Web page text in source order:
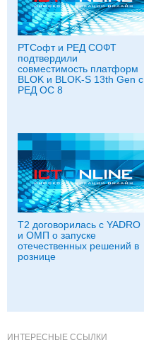
РТСофт и РЕД СОФТ
подтвердили
совместимость платформ
BLOK и BLOK-S 13th Gen с
РЕД ОС 8
T2 договорилась с YADRO
и ОМП о запуске
отечественных решений в
рознице
ИНТЕРЕСНЫЕ ССЫЛКИ